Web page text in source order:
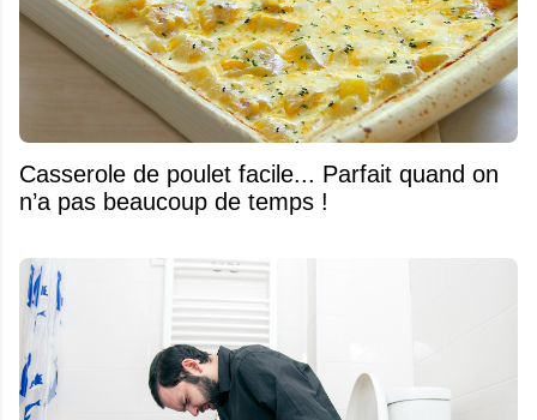
Casserole de poulet facile... Parfait quand on
n’a pas beaucoup de temps !